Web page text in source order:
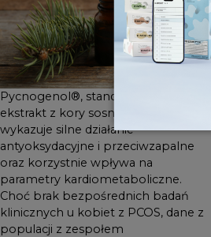
klinicznych u kobiet z PCOS,
dane z populacji z zespołem
metabolicznym i cukrzycą
typu 2 sugerują możliwe
korzyści dla profilu
lipidowego i gospodarki
glukozowej.
Pycnogenol®, standaryzowany
ekstrakt z kory sosny nadmorskiej,
wykazuje silne działanie
antyoksydacyjne i przeciwzapalne
oraz korzystnie wpływa na
parametry kardiometaboliczne.
Choć brak bezpośrednich badań
klinicznych u kobiet z PCOS, dane z
populacji z zespołem